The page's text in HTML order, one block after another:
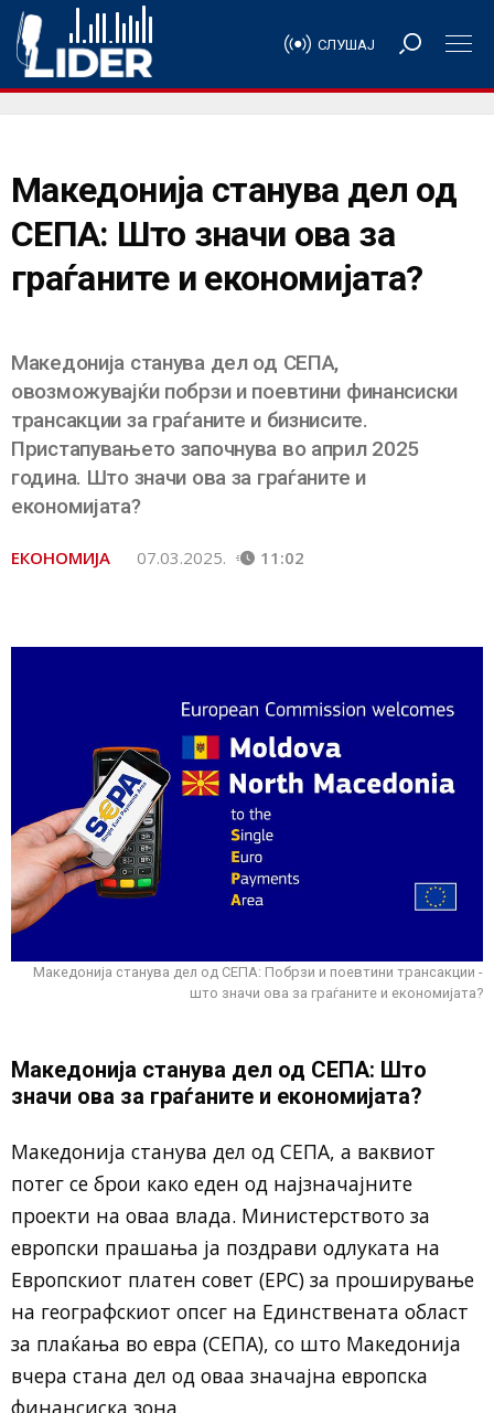
СЛУШАЈ
Македонија станува дел од
СЕПА: Што значи ова за
граѓаните и економијата?
Македонија станува дел од СЕПА,
овозможувајќи побрзи и поевтини финансиски
трансакции за граѓаните и бизнисите.
Пристапувањето започнува во април 2025
година. Што значи ова за граѓаните и
економијата?
ЕКОНОМИЈА 07.03.2025. 11:02
Македонија станува дел од СЕПА: Побрзи и поевтини трансакции -
што значи ова за граѓаните и економијата?
Македонија станува дел од СЕПА: Што
значи ова за граѓаните и економијата?
Македонија станува дел од СЕПА, а ваквиот
потег се брои како еден од најзначајните
проекти на оваа влада. Министерството за
европски прашања ја поздрави одлуката на
Европскиот платен совет (ЕPC) за проширување
на географскиот опсег на Единствената област
за плаќања во евра (СЕПА), со што Македонија
вчера стана дел од оваа значајна европска
финансиска зона.